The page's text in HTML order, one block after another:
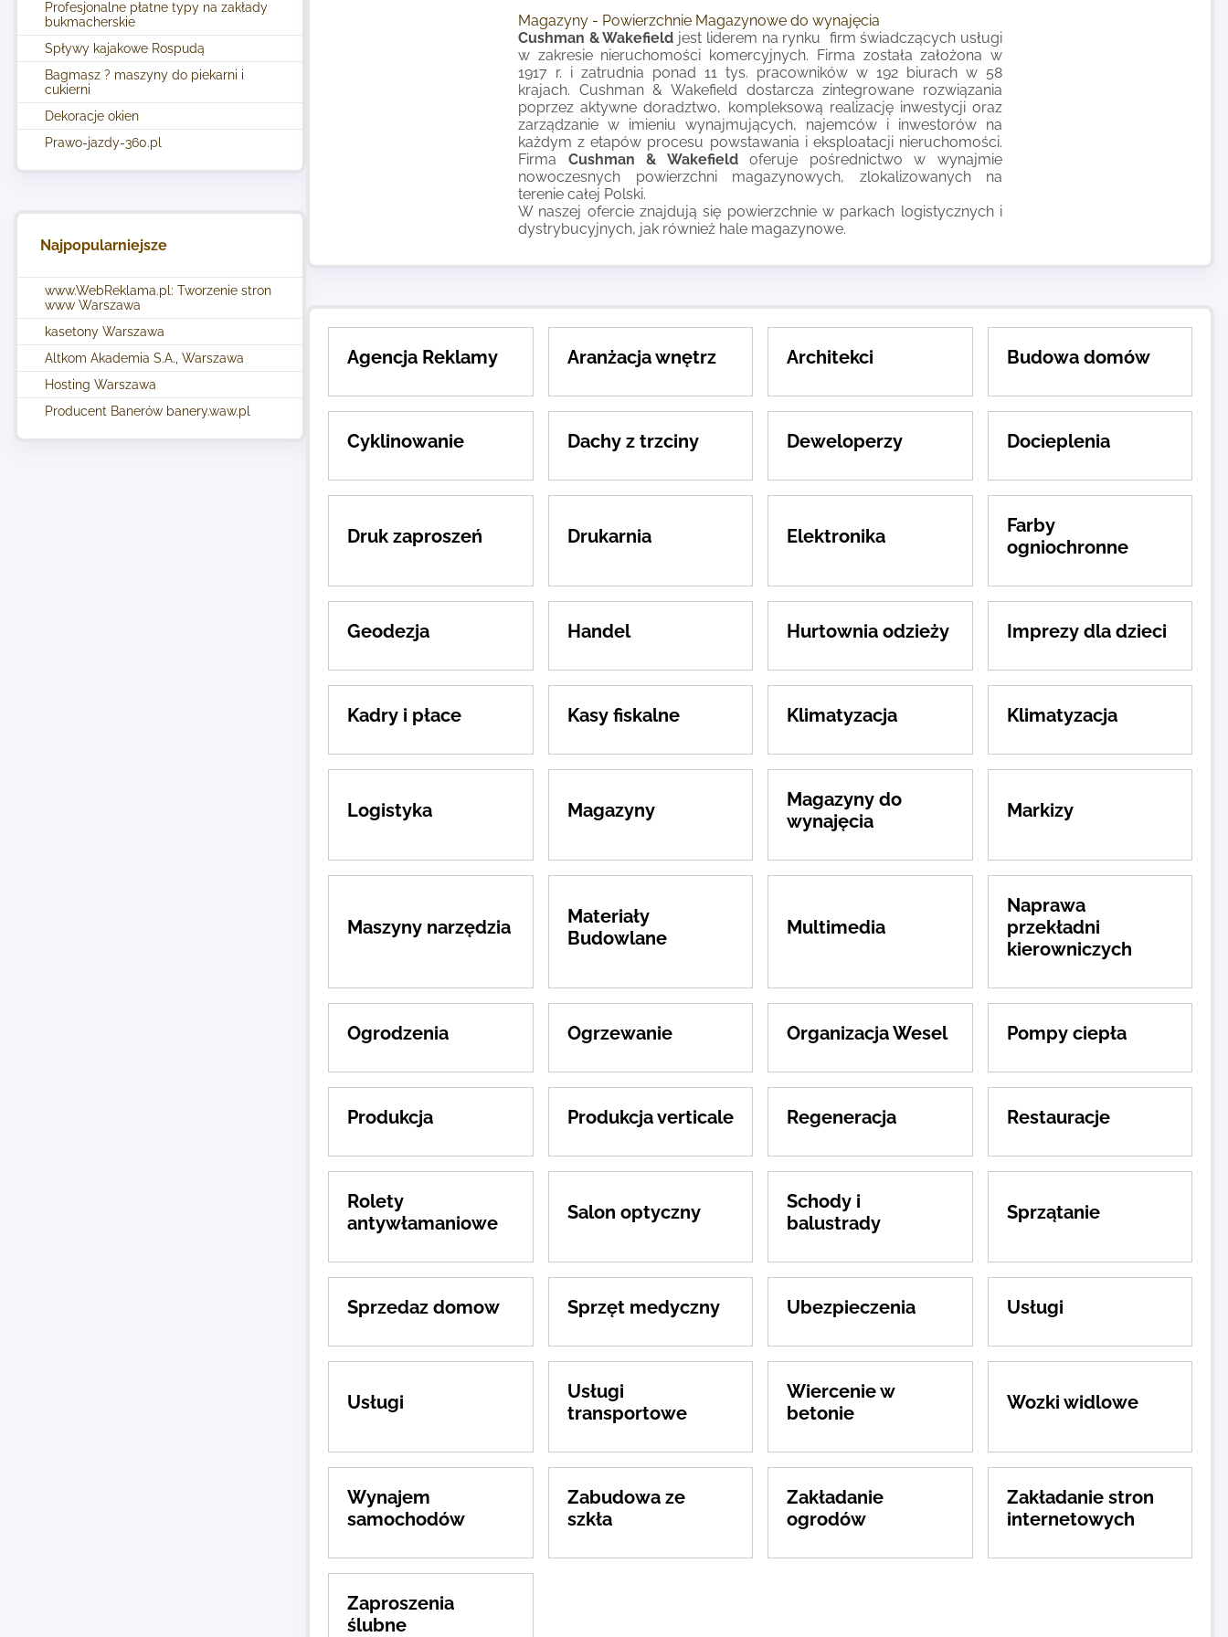
Profesjonalne płatne typy na zakłady
bukmacherskie
Spływy kajakowe Rospudą
Bagmasz ? maszyny do piekarni i
cukierni
Dekoracje okien
Prawo-jazdy-360.pl
Najpopularniejsze
www.WebReklama.pl: Tworzenie stron
www Warszawa
kasetony Warszawa
Altkom Akademia S.A., Warszawa
Hosting Warszawa
Producent Banerów banery.waw.pl
Magazyny - Powierzchnie Magazynowe do wynajęcia
Cushman & Wakefield jest liderem na rynku firm świadczących usługi
w zakresie nieruchomości komercyjnych. Firma została założona w
1917 r. i zatrudnia ponad 11 tys. pracowników w 192 biurach w 58
krajach. Cushman & Wakefield dostarcza zintegrowane rozwiązania
poprzez aktywne doradztwo, kompleksową realizację inwestycji oraz
zarządzanie w imieniu wynajmujących, najemców i inwestorów na
każdym z etapów procesu powstawania i eksploatacji nieruchomości.
Firma Cushman & Wakefieldoferuje pośrednictwo w wynajmie
nowoczesnych powierzchni magazynowych, zlokalizowanych na
terenie całej Polski.
W naszej ofercie znajdują się powierzchnie w parkach logistycznych i
dystrybucyjnych, jak również hale magazynowe.
Agencja Reklamy Aranżacja wnętrz Architekci Budowa domów
Cyklinowanie Dachy z trzciny Deweloperzy Docieplenia
Druk zaproszeń Drukarnia Elektronika
Farby
ogniochronne
Geodezja Handel Hurtownia odzieży Imprezy dla dzieci
Kadry i płace Kasy fiskalne Klimatyzacja Klimatyzacja
Logistyka Magazyny
Magazyny do
wynajęcia
Markizy
Maszyny narzędzia
Materiały
Budowlane
Multimedia
Naprawa
przekładni
kierowniczych
Ogrodzenia Ogrzewanie Organizacja Wesel Pompy ciepła
Produkcja Produkcja verticale Regeneracja Restauracje
Rolety
antywłamaniowe
Salon optyczny
Schody i
balustrady
Sprzątanie
Sprzedaz domow Sprzęt medyczny Ubezpieczenia Usługi
Usługi
Usługi
transportowe
Wiercenie w
betonie
Wozki widlowe
Wynajem
samochodów
Zabudowa ze
szkła
Zakładanie
ogrodów
Zakładanie stron
internetowych
Zaproszenia
ślubne